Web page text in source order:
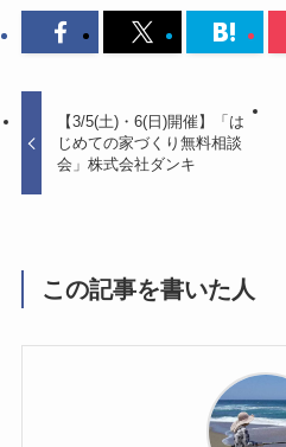
【3/5(土)・6(日)開催】「は
じめての家づくり無料相談
会」株式会社ダンキ
この記事を書いた人